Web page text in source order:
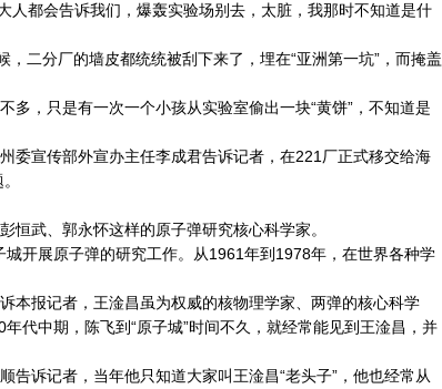
人都会告诉我们，爆轰实验场别去，太脏，我那时不知道是什
二分厂的墙皮都统统被刮下来了，埋在“亚洲第一坑”，而掩盖
，只是有一次一个小孩从实验室偷出一块“黄饼”，不知道是
宣传部外宣办主任李成君告诉记者，在221厂正式移交给海
武、郭永怀这样的原子弹研究核心科学家。
开展原子弹的研究工作。从1961年到1978年，在世界各种学
报记者，王淦昌虽为权威的核物理学家、两弹的核心科学
代中期，陈飞到“原子城”时间不久，就经常能见到王淦昌，并
诉记者，当年他只知道大家叫王淦昌“老头子”，他也经常从